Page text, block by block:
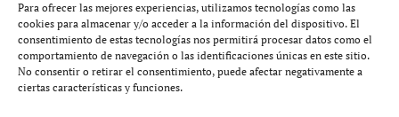
Para ofrecer las mejores experiencias, utilizamos tecnologías como las
cookies para almacenar y/o acceder a la información del dispositivo. El
consentimiento de estas tecnologías nos permitirá procesar datos como el
comportamiento de navegación o las identificaciones únicas en este sitio.
No consentir o retirar el consentimiento, puede afectar negativamente a
ciertas características y funciones.
X (Twitter)
Instagram
Facebook